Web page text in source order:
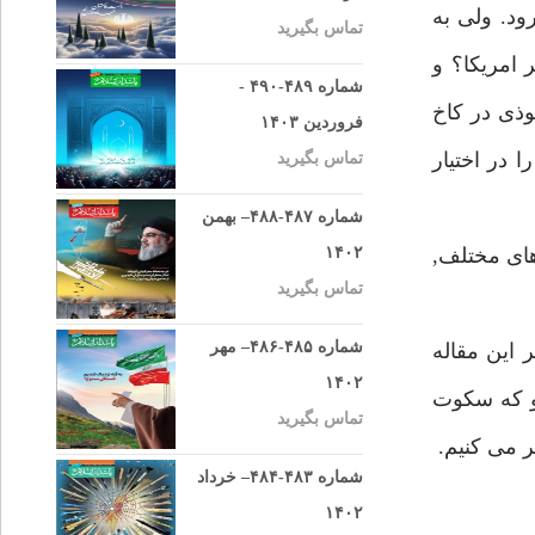
ولى به
امريكا؟ و
در كاخ
اختيار
هاى مختلف,
اين مقاله
كه سكوت
مى كنيم.
تماس بگیرید
شماره ۴۸۹-۴۹۰ -
فروردین ۱۴۰۳
تماس بگیرید
شماره ۴۸۷-۴۸۸– بهمن
۱۴۰۲
تماس بگیرید
شماره ۴۸۵-۴۸۶– مهر
۱۴۰۲
تماس بگیرید
شماره ۴۸۳-۴۸۴– خرداد
۱۴۰۲